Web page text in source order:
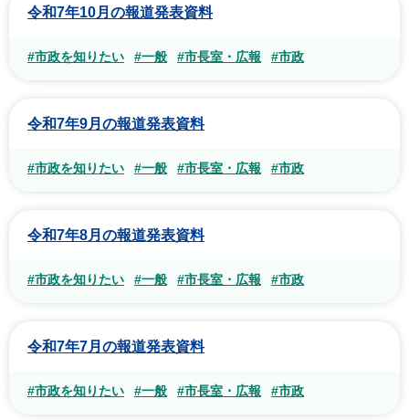
令和7年10月の報道発表資料
#市政を知りたい #一般 #市長室・広報 #市政
令和7年9月の報道発表資料
#市政を知りたい #一般 #市長室・広報 #市政
令和7年8月の報道発表資料
#市政を知りたい #一般 #市長室・広報 #市政
令和7年7月の報道発表資料
#市政を知りたい #一般 #市長室・広報 #市政